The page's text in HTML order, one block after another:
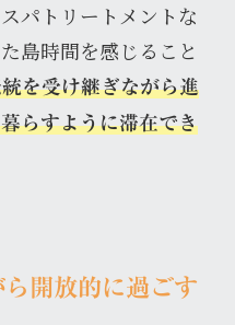
パトリートメントな
島時間を感じること
を受け継ぎながら進
らすように滞在でき
開放的に過ごす